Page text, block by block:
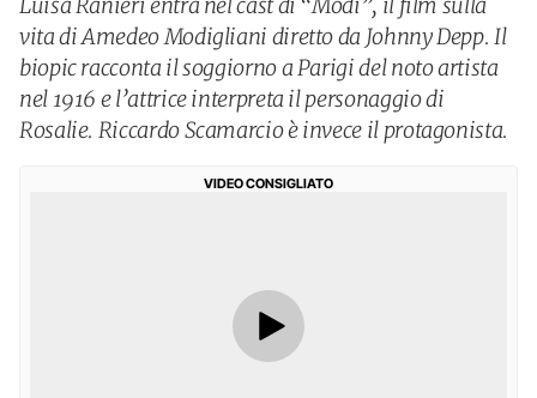
vita di Amedeo Modigliani diretto da Johnny Depp. Il
biopic racconta il soggiorno a Parigi del noto artista
nel 1916 e l’attrice interpreta il personaggio di
Rosalie. Riccardo Scamarcio è invece il protagonista.
VIDEO CONSIGLIATO